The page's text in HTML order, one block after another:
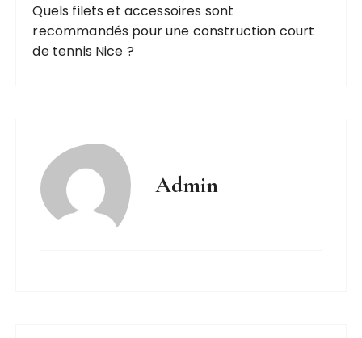
Quels filets et accessoires sont
recommandés pour une construction court
de tennis Nice ?
Admin